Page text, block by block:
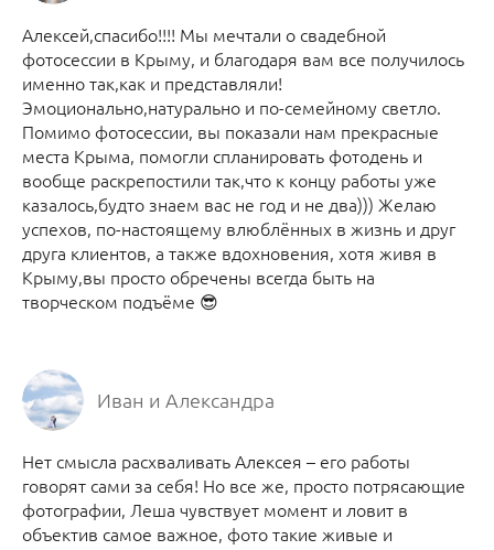
Алексей,спасибо!!!! Мы мечтали о свадебной
фотосессии в Крыму, и благодаря вам все получилось
именно так,как и представляли!
Эмоционально,натурально и по-семейному светло.
Помимо фотосессии, вы показали нам прекрасные
места Крыма, помогли спланировать фотодень и
вообще раскрепостили так,что к концу работы уже
казалось,будто знаем вас не год и не два))) Желаю
успехов, по-настоящему влюблённых в жизнь и друг
друга клиентов, а также вдохновения, хотя живя в
Крыму,вы просто обречены всегда быть на
творческом подъёме 😎
Иван и Александра
Нет смысла расхваливать Алексея – его работы
говорят сами за себя! Но все же, просто потрясающие
фотографии, Леша чувствует момент и ловит в
объектив самое важное, фото такие живые и